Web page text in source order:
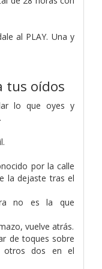
al PLAY. Una y
tus oídos
lo que oyes y
por la calle
la dejaste tras el
no es la que
vuelve atrás.
de toques sobre
otros dos en el